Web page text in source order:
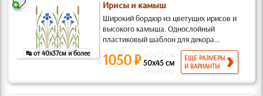
↹ от 40x37см и более
Ирисы и камыш
Широкий бордюр из цветущих ирисов и
высокого камыша. Однослойный
пластиковый шаблон для декора...
1050 ₽50x45 см
ЕЩЕ РАЗМЕРЫ
И ВАРИАНТЫ